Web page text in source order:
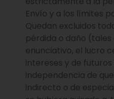
Envío y a los límites
Quedan excluidos
pérdida o daño
enunciativo, el lucro
intereses y de
independencia de
indirecto o de